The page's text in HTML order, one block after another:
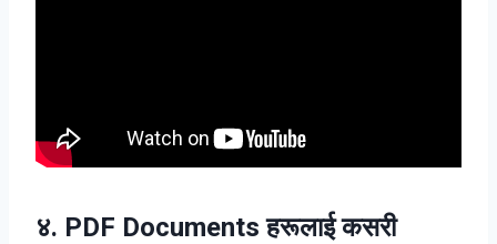
४. PDF Documents हरूलाई कसरी